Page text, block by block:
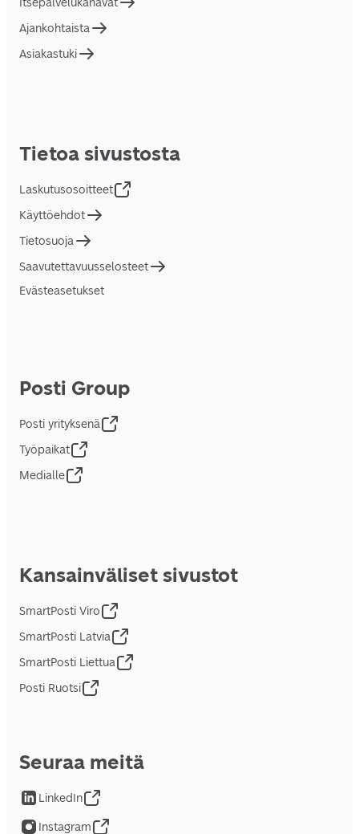
Ajankohtaista
Asiakastuki
Tietoa sivustosta
Laskutusosoitteet
Käyttöehdot
Tietosuoja
Saavutettavuusselosteet
Evästeasetukset
Posti Group
Posti yrityksenä
Työpaikat
Medialle
Kansainväliset sivustot
SmartPosti Viro
SmartPosti Latvia
SmartPosti Liettua
Posti Ruotsi
Seuraa meitä
LinkedIn
Instagram